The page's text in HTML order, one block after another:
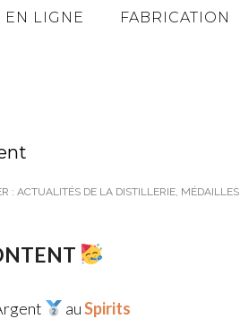
EN LIGNE FABRICATION
: ACTUALITÉS DE LA DISTILLERIE, MÉDAILLES
auSpirits